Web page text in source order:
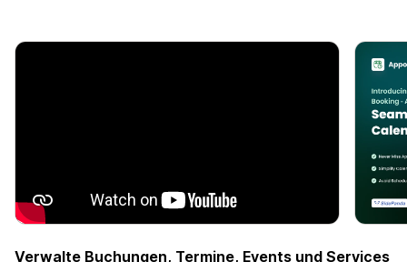
Verwalte Buchungen, Termine, Events und Services